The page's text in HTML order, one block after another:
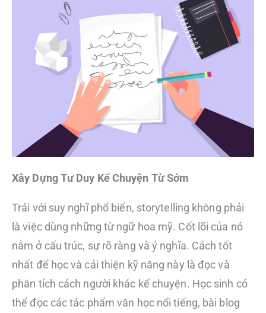
Xây Dựng Tư Duy Kể Chuyện Từ Sớm
Trái với suy nghĩ phổ biến, storytelling không phải
là việc dùng những từ ngữ hoa mỹ. Cốt lõi của nó
nằm ở cấu trúc, sự rõ ràng và ý nghĩa. Cách tốt
nhất để học và cải thiện kỹ năng này là đọc và
phân tích cách người khác kể chuyện. Học sinh có
thể đọc các tác phẩm văn học nổi tiếng, bài blog